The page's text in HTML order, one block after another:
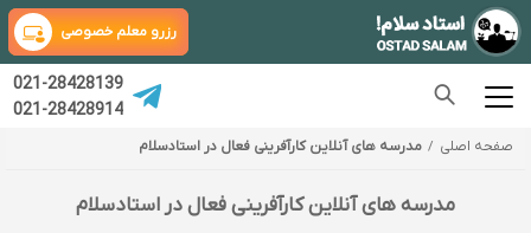
رزرو معلم خصوصی
021-28428139
021-28428914
صفحه اصلی مدرسه های آنلاین کارآفرینی فعال در استادسلام
مدرسه های آنلاین کارآفرینی فعال در استادسلام